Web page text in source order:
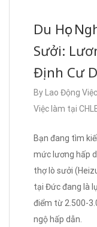
Du Học
Sưởi:
Định Cư
By Lao Động
Việc làm tại
Bạn đang tìm
mức lương hấp
thợ lò sưởi
tại Đức đang là
điểm từ 2.500-
ngộ hấp dẫn.